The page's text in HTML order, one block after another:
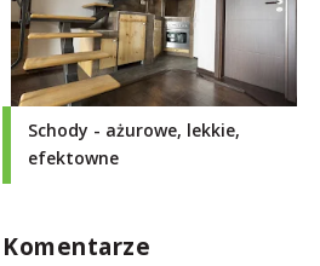
Schody - ażurowe, lekkie,
efektowne
Komentarze